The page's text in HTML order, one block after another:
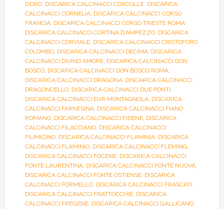
D’ORO, DISCARICA CALCINACCI CORCOLLE, DISCARICA
CALCINACCI CORNELIA, DISCARICA CALCINACCI CORSO
FRANCIA, DISCARICA CALCINACCI CORSO TRIESTE ROMA,
DISCARICA CALCINACCI CORTINA D'AMPEZZO, DISCARICA
CALCINACCI CORVIALE, DISCARICA CALCINACCI CRISTOFORO
COLOMBO, DISCARICA CALCINACCI DECIMA, DISCARICA
CALCINACCI DIVINO AMORE, DISCARICA CALCINACCI DON
BOSCO, DISCARICA CALCINACCI DON BOSCO ROMA,
DISCARICA CALCINACCI DRAGONA, DISCARICA CALCINACCI
DRAGONCELLO, DISCARICA CALCINACCI DUE PONTI,
DISCARICA CALCINACCI EUR MONTAGNOLA, DISCARICA
CALCINACCI FARNESINA, DISCARICA CALCINACCI FIANO
ROMANO, DISCARICA CALCINACCI FIDENE, DISCARICA
CALCINACCI FILACCIANO, DISCARICA CALCINACCI
FIUMICINO, DISCARICA CALCINACCI FLAMINIA, DISCARICA
CALCINACCI FLAMINIO, DISCARICA CALCINACCI FLEMING,
DISCARICA CALCINACCI FOCENE, DISCARICA CALCINACCI
FONTE LAURENTINA, DISCARICA CALCINACCI FONTE NUOVA,
DISCARICA CALCINACCI FONTE OSTIENSE, DISCARICA
CALCINACCI FORMELLO, DISCARICA CALCINACCI FRASCATI,
DISCARICA CALCINACCI FRATTOCCHIE, DISCARICA
CALCINACCI FREGENE, DISCARICA CALCINACCI GALLICANO